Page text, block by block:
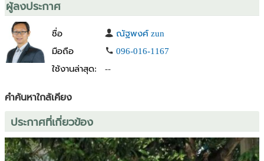
ตลาดเมืองทอง 700 ม.
รพ.มงกุฎวัฒนะ 800 ม.
แยกเมืองทอง 1 900 ม.
Big C แจ้งวัฒนะ 900 ม.
ศูนย์ราชการแจ้งวัฒนะ 900 ม.
รร.เมืองทองนคร 900 ม.
ดิ อเวนิว แจ้งวัฒนะ 1.1 กม.
แม็คโครแจ้งวัฒนะ 1.4 กม.
เซ็นทรัลแจ้งวัฒนะ 2.5 กม.
ไอทีสแควร์ 2.8 กม.
ผู้ลงประกาศ
ชื่อ
ณัฐพงศ์ zun
มือถือ
096-016-1167
ใช้งานล่าสุด:
--
คำค้นหาใกล้เคียง
ประกาศที่เกี่ยวข้อง